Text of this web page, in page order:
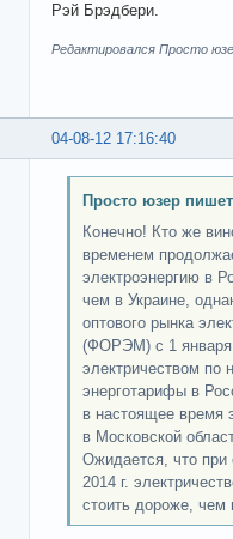
Рэй Брэдбери.
Редактировался Просто
04-08-12 17:16:40
Просто юзер
Конечно! Кто же
временем
электроэнергию в
чем в Украине,
оптового рынка
(ФОРЭМ) с 1 января
электричеством по
энерготарифы в
в настоящее время
в Московской
Ожидается, что при
2014 г.
стоить дороже,